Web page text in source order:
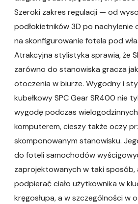
Szeroki zakres regulacji — od
podłokietników 3D po
na skonfigurowanie fotela pod
Atrakcyjna stylistyka sprawia, że
zarówno do stanowiska gracza
otoczenia w biurze. Wygodny i
kubełkowy SPC Gear SR400 nie
wygodę podczas
komputerem, cieszy także oczy
skomponowanym stanowisku.
do foteli samochodów
zaprojektowanych w taki sposób,
podpierać ciało użytkownika w
kręgosłupa, a w szczególności w